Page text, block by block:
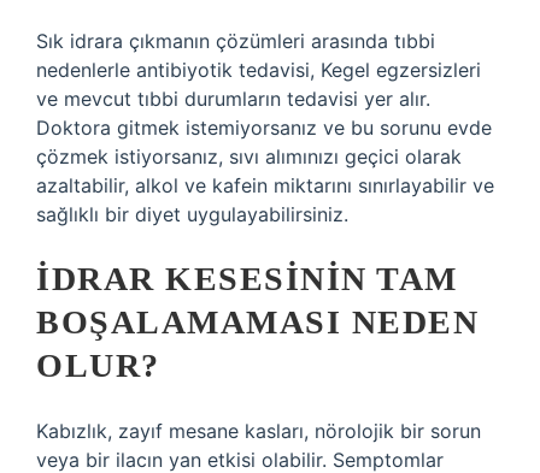
Sık idrara çıkmanın çözümleri arasında tıbbi
nedenlerle antibiyotik tedavisi, Kegel egzersizleri
ve mevcut tıbbi durumların tedavisi yer alır.
Doktora gitmek istemiyorsanız ve bu sorunu evde
çözmek istiyorsanız, sıvı alımınızı geçici olarak
azaltabilir, alkol ve kafein miktarını sınırlayabilir ve
sağlıklı bir diyet uygulayabilirsiniz.
İDRAR KESESININ TAM
BOŞALAMAMASI NEDEN
OLUR?
Kabızlık, zayıf mesane kasları, nörolojik bir sorun
veya bir ilacın yan etkisi olabilir. Semptomlar